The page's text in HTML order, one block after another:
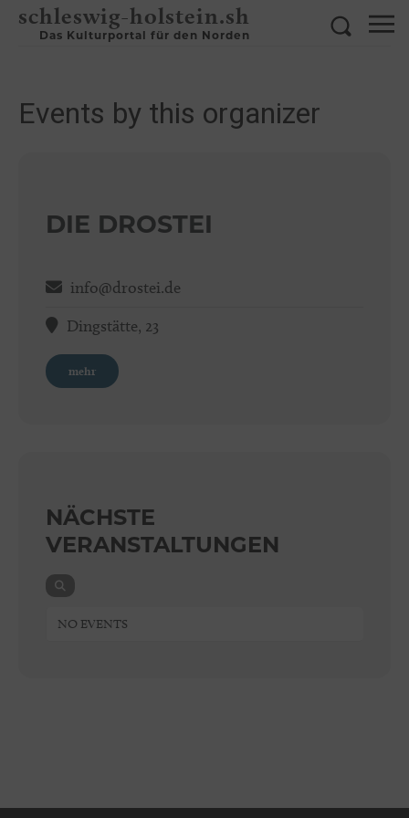
schleswig-holstein.sh
Das Kulturportal für den Norden
Events by this organizer
DIE DROSTEI
info@drostei.de
Dingstätte, 23
mehr
NÄCHSTE
VERANSTALTUNGEN
NO EVENTS